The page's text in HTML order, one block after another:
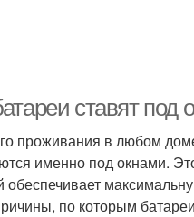
ставят под
проживания в любом
именно под окнами.
по которым